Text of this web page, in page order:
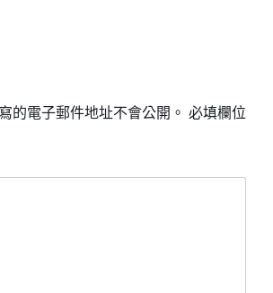
的電子郵件地址不會公開。 必填欄位